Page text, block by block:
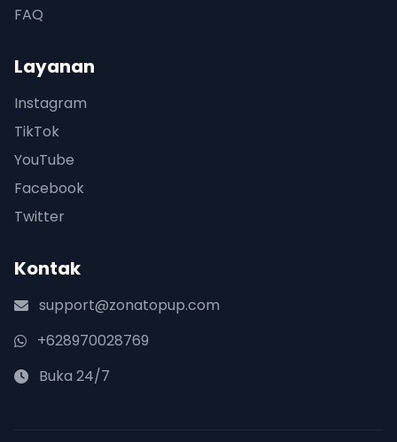
FAQ
Layanan
Instagram
TikTok
YouTube
Facebook
Twitter
Kontak
support@zonatopup.com
+628970028769
Buka 24/7